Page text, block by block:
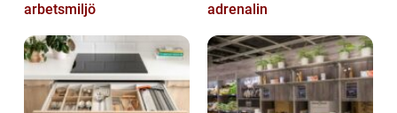
arbetsmiljö
adrenalin